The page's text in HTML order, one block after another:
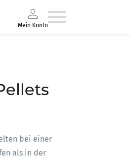
Mein Konto
bei einer
als in der